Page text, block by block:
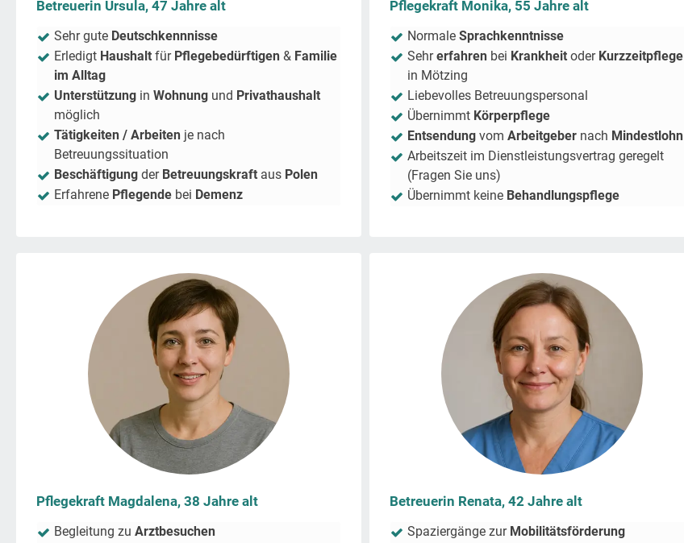
Betreuerin Ursula, 47 Jahre alt
Sehr gute Deutschkennnisse
Erledigt Haushalt für Pflegebedürftigen & Familie
im Alltag
Unterstützung in Wohnung und Privathaushalt
möglich
Tätigkeiten / Arbeiten je nach
Betreuungssituation
Beschäftigung der Betreuungskraft aus Polen
Erfahrene Pflegende bei Demenz
Pflegekraft Monika, 55 Jahre alt
Normale Sprachkenntnisse
Sehrerfahren bei Krankheit oder Kurzzeitpflege
in Mötzing
Liebevolles Betreuungspersonal
Übernimmt Körperpflege
Entsendung vom Arbeitgeber nach Mindestlohn
Arbeitszeit im Dienstleistungsvertrag geregelt
(Fragen Sie uns)
Übernimmt keine Behandlungspflege
Pflegekraft Magdalena, 38 Jahre alt
Begleitung zu Arztbesuchen
Betreuerin Renata, 42 Jahre alt
Spaziergänge zur Mobilitätsförderung